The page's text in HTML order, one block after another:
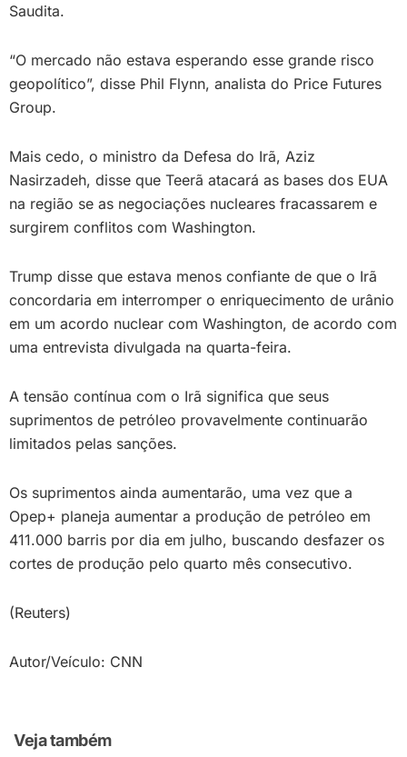
Saudita.
“O mercado não estava esperando esse grande risco
geopolítico”, disse Phil Flynn, analista do Price Futures
Group.
Mais cedo, o ministro da Defesa do Irã, Aziz
Nasirzadeh, disse que Teerã atacará as bases dos EUA
na região se as negociações nucleares fracassarem e
surgirem conflitos com Washington.
Trump disse que estava menos confiante de que o Irã
concordaria em interromper o enriquecimento de urânio
em um acordo nuclear com Washington, de acordo com
uma entrevista divulgada na quarta-feira.
A tensão contínua com o Irã significa que seus
suprimentos de petróleo provavelmente continuarão
limitados pelas sanções.
Os suprimentos ainda aumentarão, uma vez que a
Opep+ planeja aumentar a produção de petróleo em
411.000 barris por dia em julho, buscando desfazer os
cortes de produção pelo quarto mês consecutivo.
(Reuters)
Autor/Veículo: CNN
Veja também